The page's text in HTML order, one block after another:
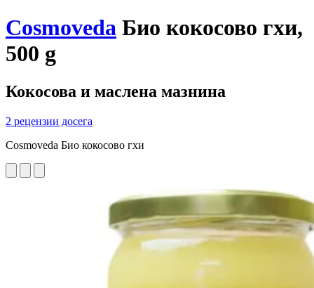
Cosmoveda Био кокосово гхи,
500 g
Кокосова и маслена мазнина
2 рецензии досега
Cosmoveda Био кокосово гхи